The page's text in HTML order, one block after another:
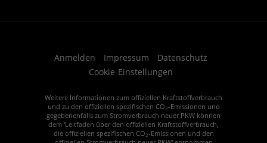
Anmelden Impressum
Datenschutz
Cookie-Einstellungen
Weitere Informationen zum offiziellen Kraftstoffverbrauch
und zu den offiziellen spezifischen CO2-Emissionen und
gegebenenfalls zum Stromverbrauch neuer PKW können
dem 'Leitfaden über den offiziellen Kraftstoffverbrauch,
die offiziellen spezifischen CO2-Emissionen und den